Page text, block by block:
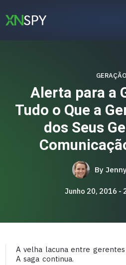
to
content
GERAÇÃO
Alerta para a
Tudo o Que a
dos Seus
By
Junho 20, 2016
A velha lacuna entre
A saga continua.